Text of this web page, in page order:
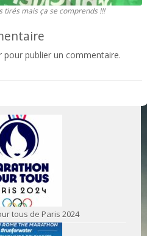
tirés mais ça se comprends !!!
pour publier un commentaire.
tous de Paris 2024